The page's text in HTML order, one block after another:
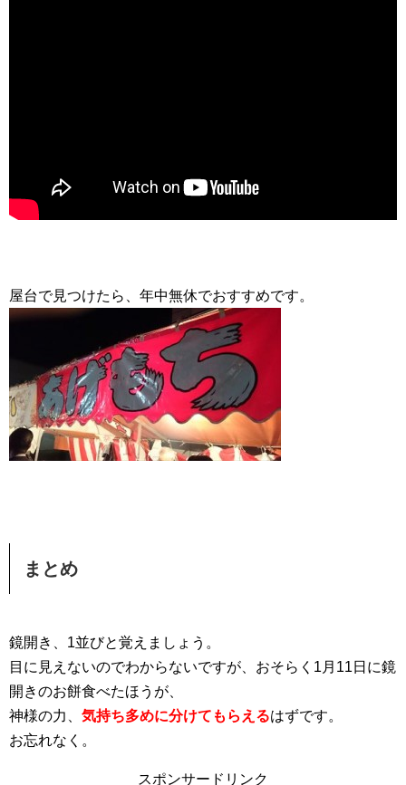
屋台で見つけたら、年中無休でおすすめです。
まとめ
鏡開き、1並びと覚えましょう。
目に見えないのでわからないですが、おそらく1月11日に鏡
開きのお餅食べたほうが、
神様の力、 気持ち多めに分けてもらえるはずです。
お忘れなく。
スポンサードリンク